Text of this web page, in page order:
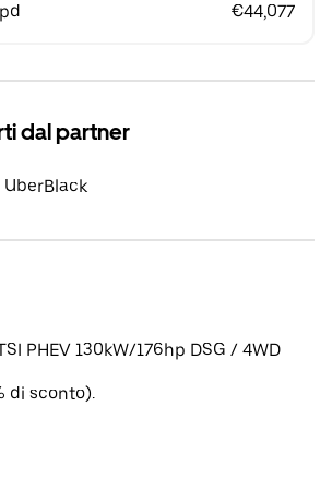
€44,077
dal partner
PHEV 130kW/176hp DSG / 4WD
di sconto).